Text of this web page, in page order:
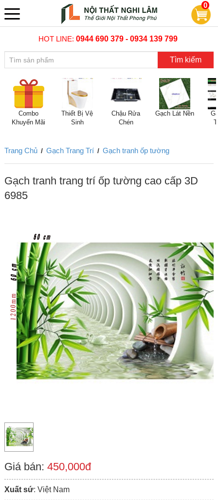
0
HOT LINE:0944 690 379 - 0934 139 799
Tìm kiếm
Combo
Khuyến Mãi
Thiết Bị Vệ
Sinh
Chậu Rửa
Chén
Gạch Lát Nền
Trang Chủ / Gạch Trang Trí / Gạch tranh ốp tường
Gạch tranh trang trí ốp tường cao cấp 3D
6985
Giá bán: 450,000đ
Xuất sứ: Việt Nam